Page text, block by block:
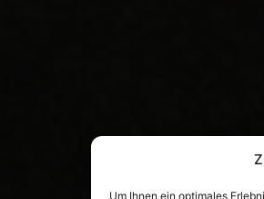
Um Ihnen ein optimales